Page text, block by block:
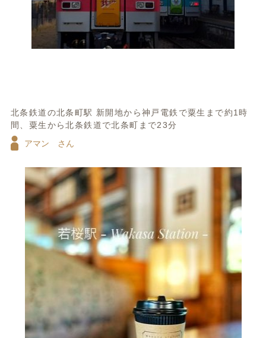
北条鉄道の北条町駅 新開地から神戸電鉄で粟生まで約1時
間、粟生から北条鉄道で北条町まで23分
アマン さん